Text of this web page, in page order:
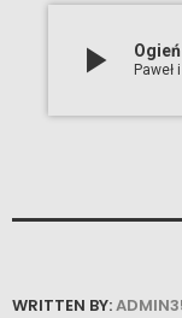
play_arrow Paweł
WRITTEN BY: